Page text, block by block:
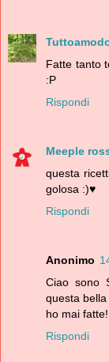
Fatte tanto
:P
Rispondi
Meeple
questa
golosa :)♥
Rispondi
Anonimo
Ciao sono
questa
ho mai
Rispondi